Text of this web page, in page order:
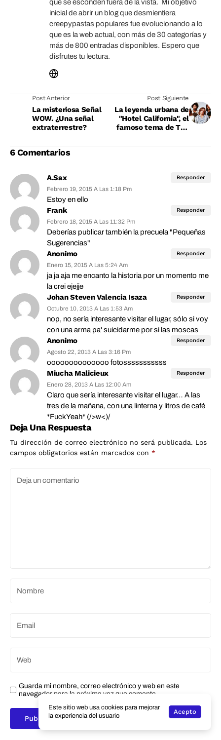
que se esconden fuera de la vista. Mi objetivo
inicial de abrir un blog que desmientiera
creepypastas populares fue evolucionando a lo
que es la web actual, con más de 30 categorías y
más de 800 entradas disponibles. Espero que
disfrutes tu lectura.
Post Anterior
La misteriosa Señal
WOW. ¿Una señal
extraterrestre?
Post Siguiente
La leyenda urbana de
"Hotel California", el
famoso tema de The
6 Comentarios
A.Sax
Febrero 19, 2015 A Las 1:18 Pm
Estoy en ello
Responder
Frank
Febrero 18, 2015 A Las 11:32 Pm
Deberías publicar también la precuela "Pequeñas
Sugerencias"
Responder
Anonimo
Enero 15, 2015 A Las 5:24 Am
ja ja aja me encanto la historia por un momento me
la crei ejejje
Responder
Johan Steven Valencia Isaza
Octubre 10, 2013 A Las 1:53 Am
nop, no sería interesante visitar el lugar, sólo si voy
con una arma pa' suicidarme por si las moscas
Responder
Anonimo
Agosto 22, 2013 A Las 3:16 Pm
oooooooooooooo fotosssssssssss
Responder
Miucha Malicieux
Enero 28, 2013 A Las 12:00 Am
Claro que sería interesante visitar el lugar… A las
tres de la mañana, con una linterna y litros de café
*FuckYeah* (/>w<)/
Responder
Deja Una Respuesta
Tu dirección de correo electrónico no será publicada. Los
campos obligatorios están marcados con *
Guarda mi nombre, correo electrónico y web en este
navegador para la próxima vez que comente.
Este sitio web usa cookies para mejorar
la experiencia del usuario
Acepto